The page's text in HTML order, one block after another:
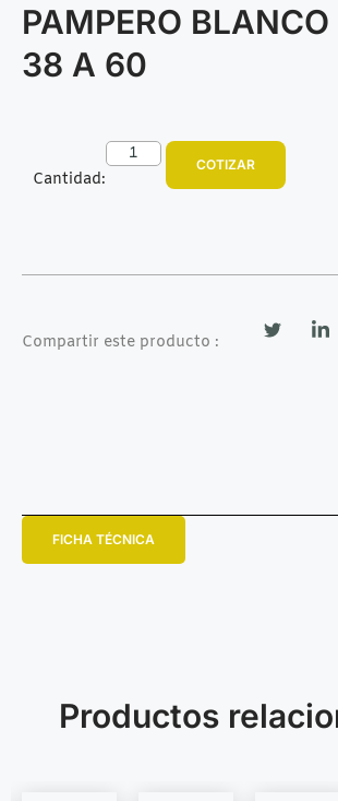
PAMPERO BLANCO
38 A 60
Cantidad:
COTIZAR
Compartir este producto :
FICHA TÉCNICA
Productos